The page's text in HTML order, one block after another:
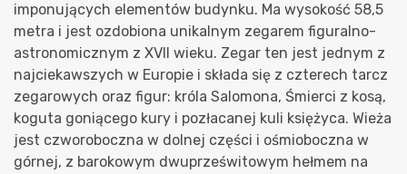
imponujących elementów budynku. Ma wysokość 58,5
metra i jest ozdobiona unikalnym zegarem figuralno-
astronomicznym z XVII wieku. Zegar ten jest jednym z
najciekawszych w Europie i składa się z czterech tarcz
zegarowych oraz figur: króla Salomona, Śmierci z kosą,
koguta goniącego kury i pozłacanej kuli księżyca. Wieża
jest czworoboczna w dolnej części i ośmioboczna w
górnej, z barokowym dwuprześwitowym hełmem na